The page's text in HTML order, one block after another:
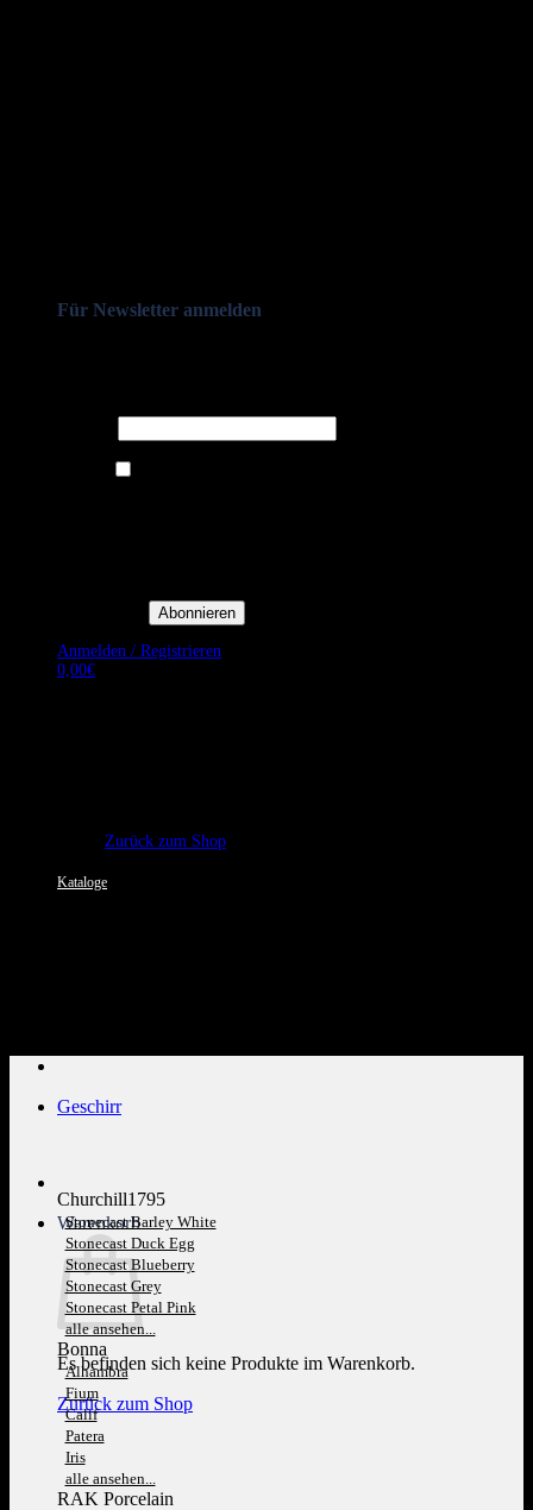
Für Newsletter anmelden
Anmelden / Registrieren
0,00€
Zurück zum Shop
Kataloge
Warenkorb
Es befinden sich keine Produkte im Warenkorb.
Zurück zum Shop
Geschirr
Churchill1795
Stonecast Barley White
Stonecast Duck Egg
Stonecast Blueberry
Stonecast Grey
Stonecast Petal Pink
alle ansehen...
Bonna
Alhambra
Fium
Calif
Patera
Iris
alle ansehen...
RAK Porcelain